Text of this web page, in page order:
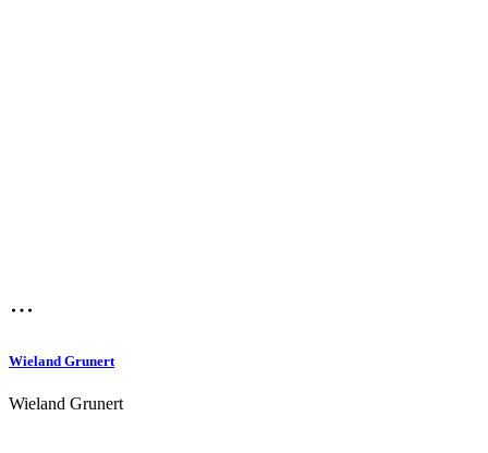
Wieland Grunert
Wieland Grunert